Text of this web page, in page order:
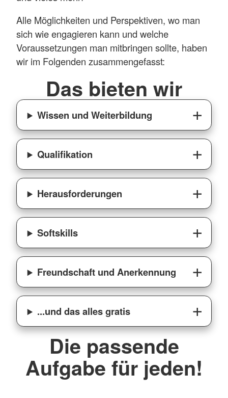
Alle Möglichkeiten und Perspektiven, wo man
sich wie engagieren kann und welche
Voraussetzungen man mitbringen sollte, haben
wir im Folgenden zusammengefasst:
Das bieten wir
Wissen und Weiterbildung
Qualifikation
Herausforderungen
Softskills
Freundschaft und Anerkennung
...und das alles gratis
Die passende
Aufgabe für jeden!